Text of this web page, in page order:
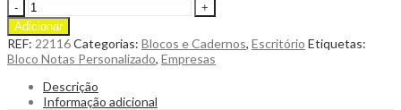
Bloco
de
Notas
Komar
em
PU
macia
Adicionar
REF: 22116Categorias: Blocos e Cadernos, Escritório Etiquetas:
Bloco Notas Personalizado, Empresas
Descrição
Informação adicional